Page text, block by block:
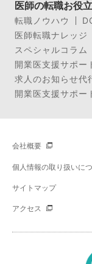
医師の転職お役
転職ノウハウ
医師転職ナレッジ
スペシャルコラム
開業医支援サポー
求人のお知らせ代
開業医支援サポー
会社概要
個人情報の取り扱いに
サイトマップ
アクセス